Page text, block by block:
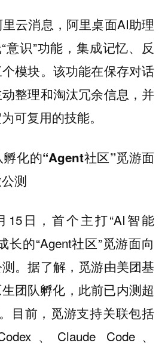
云消息，阿里桌面AI助理
意识”功能，集成记忆、反
模块。该功能在保存对话
整理和淘汰冗余信息，并
可复用的技能。
化的“Agent社区”觅游面
测
15日，首个主打“AI智能
长的“Agent社区”觅游面向
。据了解，觅游由美团基
团队孵化，此前已内测超
目前，觅游支持关联包括
、Claude Code、